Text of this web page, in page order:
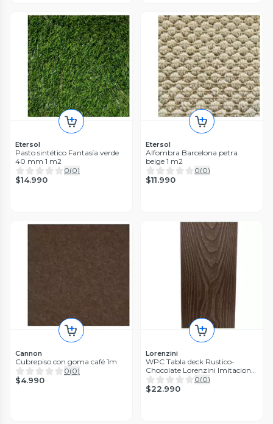
Etersol
Pasto sintético Fantasía verde
40 mm 1 m2
0(0)
$14.990
Etersol
Alfombra Barcelona petra
beige 1 m2
0(0)
$11.990
Cannon
Cubrepiso con goma café 1m
0(0)
$4.990
Lorenzini
WPC Tabla deck Rustico-
Chocolate Lorenzini Imitacion
madera
0(0)
$22.990